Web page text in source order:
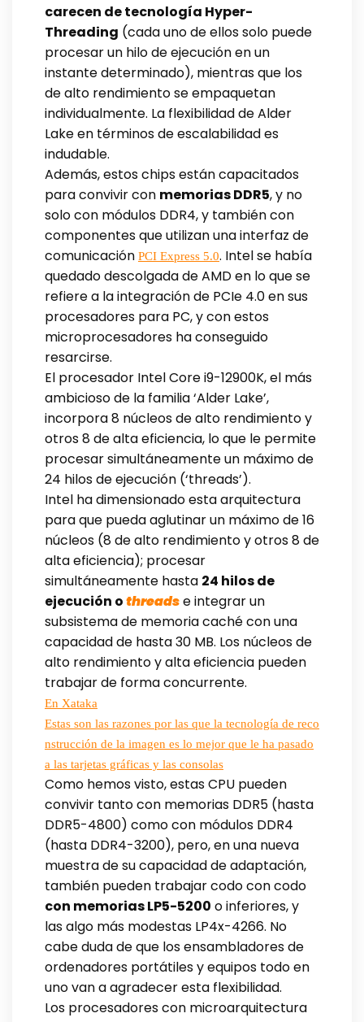
carecen de tecnología Hyper-
Threading (cada uno de ellos solo puede
procesar un hilo de ejecución en un
instante determinado), mientras que los
de alto rendimiento se empaquetan
individualmente. La flexibilidad de Alder
Lake en términos de escalabilidad es
indudable.
Además, estos chips están capacitados
para convivir con memorias DDR5, y no
solo con módulos DDR4, y también con
componentes que utilizan una interfaz de
comunicación PCI Express 5.0. Intel se había
quedado descolgada de AMD en lo que se
refiere a la integración de PCIe 4.0 en sus
procesadores para PC, y con estos
microprocesadores ha conseguido
resarcirse.
El procesador Intel Core i9-12900K, el más
ambicioso de la familia ‘Alder Lake’,
incorpora 8 núcleos de alto rendimiento y
otros 8 de alta eficiencia, lo que le permite
procesar simultáneamente un máximo de
24 hilos de ejecución (‘threads’).
Intel ha dimensionado esta arquitectura
para que pueda aglutinar un máximo de 16
núcleos (8 de alto rendimiento y otros 8 de
alta eficiencia); procesar
simultáneamente hasta 24 hilos de
ejecución othreadse integrar un
subsistema de memoria caché con una
capacidad de hasta 30 MB. Los núcleos de
alto rendimiento y alta eficiencia pueden
trabajar de forma concurrente.
En Xataka
Estas son las razones por las que la tecnología de reco
nstrucción de la imagen es lo mejor que le ha pasado
a las tarjetas gráficas y las consolas
Como hemos visto, estas CPU pueden
convivir tanto con memorias DDR5 (hasta
DDR5-4800) como con módulos DDR4
(hasta DDR4-3200), pero, en una nueva
muestra de su capacidad de adaptación,
también pueden trabajar codo con codo
con memorias LP5-5200 o inferiores, y
las algo más modestas LP4x-4266. No
cabe duda de que los ensambladores de
ordenadores portátiles y equipos todo en
uno van a agradecer esta flexibilidad.
Los procesadores con microarquitectura